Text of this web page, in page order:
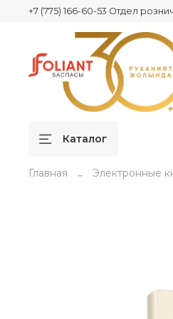
+7 (775) 166-60-53 Отдел
Каталог
Главная Электронные